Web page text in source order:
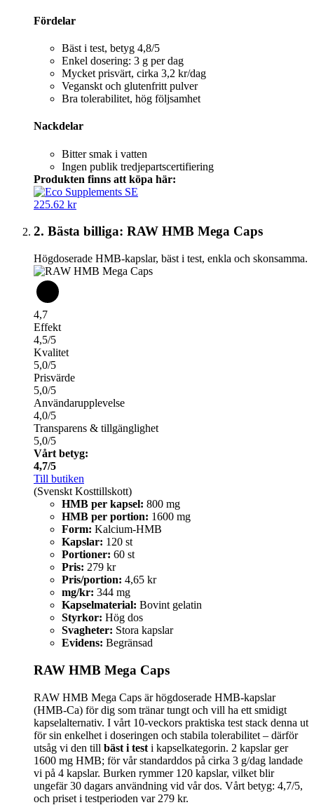
Fördelar
Bäst i test, betyg 4,8/5
Enkel dosering: 3 g per dag
Mycket prisvärt, cirka 3,2 kr/dag
Veganskt och glutenfritt pulver
Bra tolerabilitet, hög följsamhet
Nackdelar
Bitter smak i vatten
Ingen publik tredjepartscertifiering
Produkten finns att köpa här:
225.62 kr
2. Bästa billiga: RAW HMB Mega Caps
Högdoserade HMB-kapslar, bäst i test, enkla och skonsamma.
4,7
Effekt
4,5/5
Kvalitet
5,0/5
Prisvärde
5,0/5
Användarupplevelse
4,0/5
Transparens & tillgänglighet
5,0/5
Vårt betyg:
4,7/5
Till butiken
(Svenskt Kosttillskott)
HMB per kapsel: 800 mg
HMB per portion: 1600 mg
Form: Kalcium-HMB
Kapslar: 120 st
Portioner: 60 st
Pris: 279 kr
Pris/portion: 4,65 kr
mg/kr: 344 mg
Kapselmaterial: Bovint gelatin
Styrkor: Hög dos
Svagheter: Stora kapslar
Evidens: Begränsad
RAW HMB Mega Caps
RAW HMB Mega Caps är högdoserade HMB-kapslar
(HMB-Ca) för dig som tränar tungt och vill ha ett smidigt
kapselalternativ. I vårt 10‑veckors praktiska test stack denna ut
för sin enkelhet i doseringen och stabila tolerabilitet – därför
utsåg vi den till bäst i test i kapselkategorin. 2 kapslar ger
1600 mg HMB; för vår standarddos på cirka 3 g/dag landade
vi på 4 kapslar. Burken rymmer 120 kapslar, vilket blir
ungefär 30 dagars användning vid vår dos. Vårt betyg: 4,7/5,
och priset i testperioden var 279 kr.